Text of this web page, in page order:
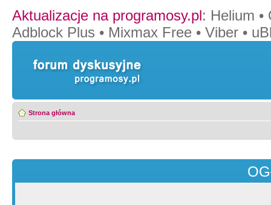
Aktualizacje na programosy.pl: Helium •
Adblock Plus • Mixmax Free • Viber •
Strona główna